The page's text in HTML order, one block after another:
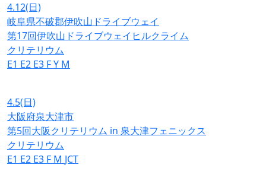
4.12(日)
岐阜県不破郡伊吹山ドライブウェイ
第17回伊吹山ドライブウェイヒルクライム
クリテリウム
E1 E2 E3 FY M
4.5(日)
大阪府泉大津市
第5回大阪クリテリウム in 泉大津フェニックス
クリテリウム
E1 E2 E3 F M JCT